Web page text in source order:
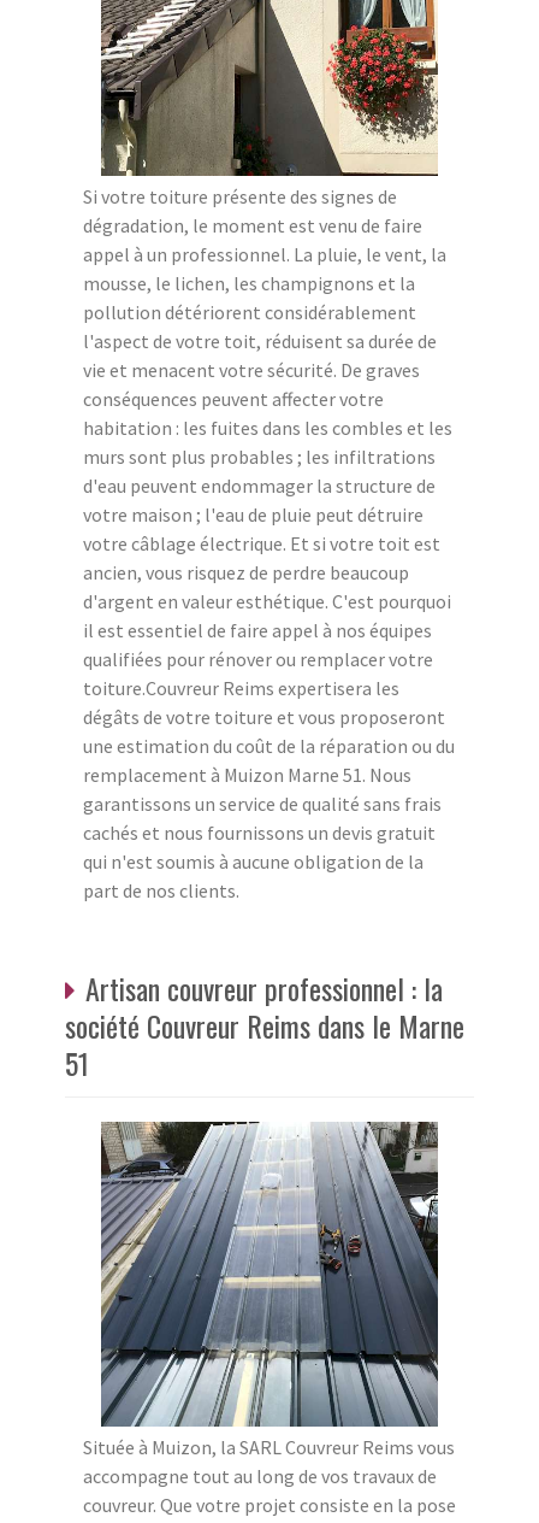
Si votre toiture présente des signes de
dégradation, le moment est venu de faire
appel à un professionnel. La pluie, le vent, la
mousse, le lichen, les champignons et la
pollution détériorent considérablement
l'aspect de votre toit, réduisent sa durée de
vie et menacent votre sécurité. De graves
conséquences peuvent affecter votre
habitation : les fuites dans les combles et les
murs sont plus probables ; les infiltrations
d'eau peuvent endommager la structure de
votre maison ; l'eau de pluie peut détruire
votre câblage électrique. Et si votre toit est
ancien, vous risquez de perdre beaucoup
d'argent en valeur esthétique. C'est pourquoi
il est essentiel de faire appel à nos équipes
qualifiées pour rénover ou remplacer votre
toiture.Couvreur Reims expertisera les
dégâts de votre toiture et vous proposeront
une estimation du coût de la réparation ou du
remplacement à Muizon Marne 51. Nous
garantissons un service de qualité sans frais
cachés et nous fournissons un devis gratuit
qui n'est soumis à aucune obligation de la
part de nos clients.
Artisan couvreur professionnel : la
société Couvreur Reims dans le Marne
51
Située à Muizon, la SARL Couvreur Reims vous
accompagne tout au long de vos travaux de
couvreur. Que votre projet consiste en la pose